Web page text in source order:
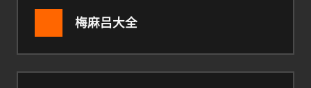
梅麻吕大全